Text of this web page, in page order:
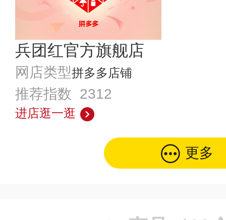
兵团红官方旗舰店
网店类型拼多多店铺
推荐指数 2312
进店逛一逛
更多